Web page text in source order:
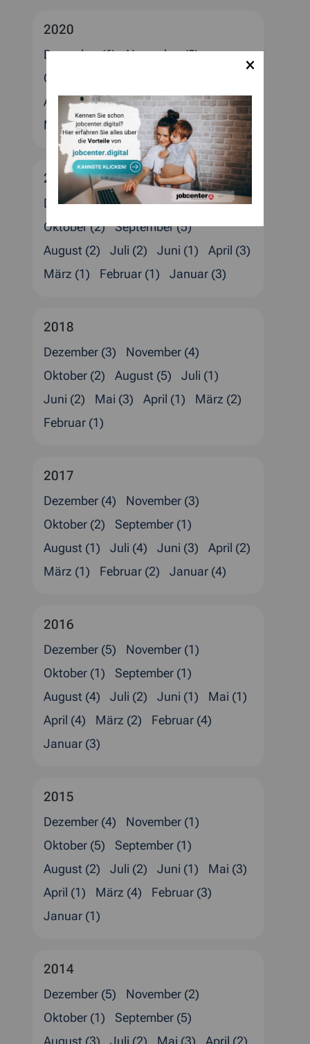
2020
Dezember (6)
November (2)
Oktober (3)
August (4)
Juli (1) Juni (1)
April (6)
März (6)
Februar (4) Januar (2)
2019
Dezember (6)
November (1)
Oktober (2)
September (5)
August (2)
Juli (2) Juni (1)
April (3)
März (1)
Februar (1) Januar (3)
2018
Dezember (3)
November (4)
Oktober (2)
August (5)
Juli (1)
Juni (2)
Mai (3) April (1)
März (2)
Februar (1)
2017
Dezember (4)
November (3)
Oktober (2)
September (1)
August (1)
Juli (4) Juni (3)
April (2)
März (1)
Februar (2) Januar (4)
2016
Dezember (5)
November (1)
Oktober (1)
September (1)
August (4)
Juli (2) Juni (1)
Mai (1)
April (4)
März (2)
Februar (4)
Januar (3)
2015
Dezember (4)
November (1)
Oktober (5)
September (1)
August (2)
Juli (2) Juni (1)
Mai (3)
April (1)
März (4)
Februar (3)
Januar (1)
2014
Dezember (5)
November (2)
Oktober (1)
September (5)